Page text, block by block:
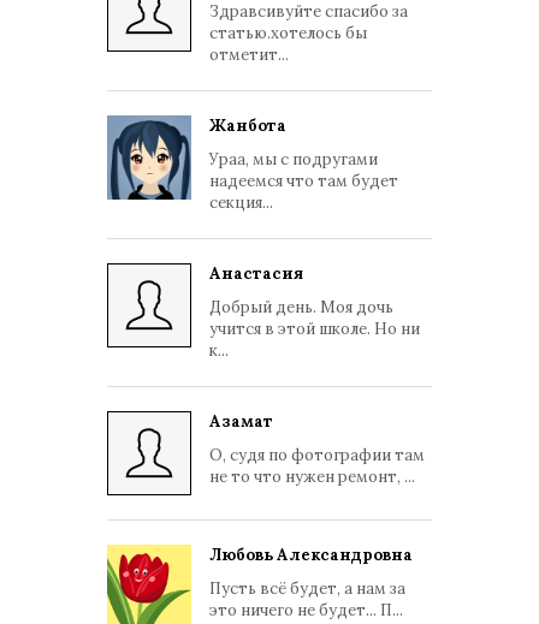
Здравсивуйте спасибо за
статью.хотелось бы
отметит...
Жанбота
Ураа, мы с подругами
надеемся что там будет
секция...
Анастасия
Добрый день. Моя дочь
учится в этой школе. Но ни
к...
Азамат
О, судя по фотографии там
не то что нужен ремонт, ...
Любовь Александровна
Пусть всё будет, а нам за
это ничего не будет... П...